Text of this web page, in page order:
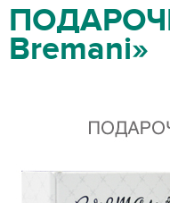
Bremani»